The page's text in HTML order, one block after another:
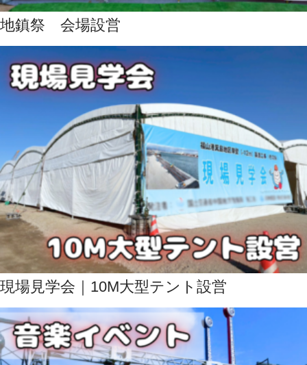
地鎮祭 会場設営
現場見学会｜10M大型テント設営